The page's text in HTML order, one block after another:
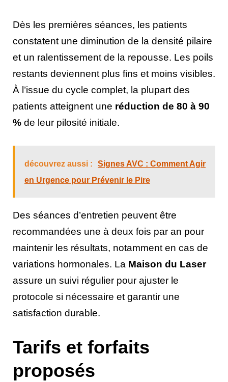
Dès les premières séances, les patients
constatent une diminution de la densité pilaire
et un ralentissement de la repousse. Les poils
restants deviennent plus fins et moins visibles.
À l’issue du cycle complet, la plupart des
patients atteignent une réduction de 80 à 90
% de leur pilosité initiale.
découvrez aussi :
Signes AVC : Comment Agir
en Urgence pour Prévenir le Pire
Des séances d’entretien peuvent être
recommandées une à deux fois par an pour
maintenir les résultats, notamment en cas de
variations hormonales. La Maison du Laser
assure un suivi régulier pour ajuster le
protocole si nécessaire et garantir une
satisfaction durable.
Tarifs et forfaits
proposés